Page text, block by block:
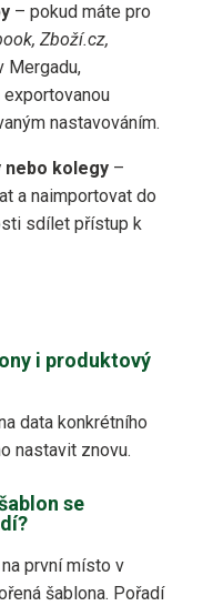
– pokud máte pro
Zboží.cz,
Mergadu,
nastavováním.
nebo kolegy –
a naimportovat do
sdílet přístup k
i produktový
data konkrétního
nastavit znovu.
se
první místo v
šablona. Pořadí